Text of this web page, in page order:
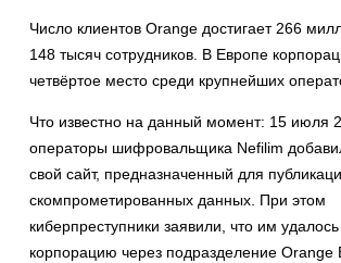
Число клиентов Orange достигает 266
148 тысяч сотрудников. В Европе
четвёртое место среди крупнейших
Что известно на данный момент: 15 июля
операторы шифровальщика Nefilim
свой сайт, предназначенный для
скомпрометированных данных. При этом
киберпреступники заявили, что им
корпорацию через подразделение Orange